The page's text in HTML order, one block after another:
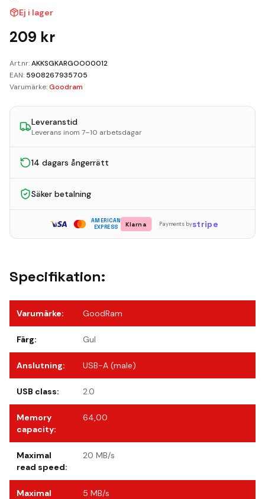
Ej i lager
209 kr
Art.nr:AKKSGKARGOO00012
EAN: 5908267935705
Varumärke:Goodram
Leveranstid
Leverans inom 7–10 arbetsdagar
14 dagars ångerrätt
Säker betalning
AMERICAN
EXPRESS
Klarna Payments bystripe
Specifikation:
Varumärke: GoodRam
Färg: Gul
Anslutning: USB-A (male)
USB class: 2.0
Memory
capacity:
64,00
Maximal
read speed:
20 MB/s
Maximal
5 MB/s